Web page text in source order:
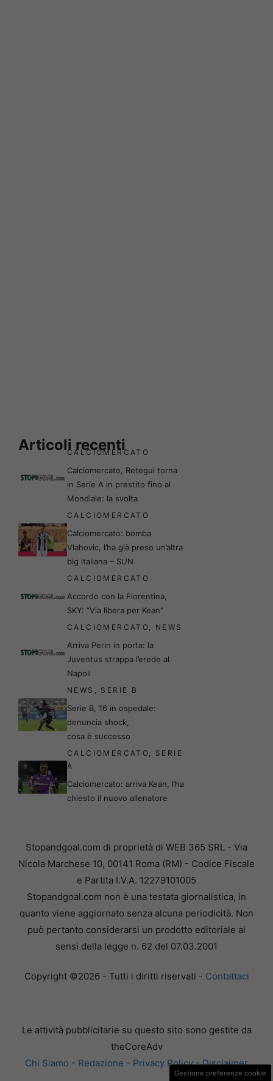
Articoli recenti
CALCIOMERCATO
Calciomercato, Retegui torna
in Serie A in prestito fino al
Mondiale: la svolta
CALCIOMERCATO
Calciomercato: bomba
Vlahovic, l’ha già preso un’altra
big italiana – SUN
CALCIOMERCATO
Accordo con la Fiorentina,
SKY: “Via libera per Kean”
CALCIOMERCATO NEWS
Arriva Perin in porta: la
Juventus strappa l’erede al
Napoli
NEWS SERIE B
Serie B, 16 in ospedale:
denuncia shock,
cosa è successo
CALCIOMERCATO
SERIE
A
Calciomercato: arriva Kean, l’ha
chiesto il nuovo allenatore
Stopandgoal.com di proprietà di WEB 365 SRL - Via
Nicola Marchese 10, 00141 Roma (RM) - Codice Fiscale
e Partita I.V.A. 12279101005
Stopandgoal.com non è una testata giornalistica, in
quanto viene aggiornato senza alcuna periodicità. Non
può pertanto considerarsi un prodotto editoriale ai
sensi della legge n. 62 del 07.03.2001
Copyright ©2026 - Tutti i diritti riservati - Contattaci
Le attività pubblicitarie su questo sito sono gestite da
theCoreAdv
Chi Siamo - Redazione - Privacy Policy-Disclaimer
Gestione preferenze cookie